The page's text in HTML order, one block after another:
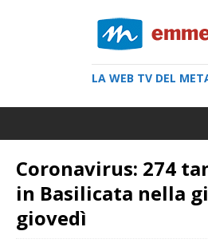
LA WEB TV DEL
Coronavirus: 274
in Basilicata nella
giovedì